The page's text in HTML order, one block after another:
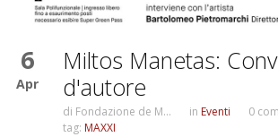
6
Apr
Miltos Manetas:
d'autore
di Fondazione de M... in Eventi
0
tag: MAXXI